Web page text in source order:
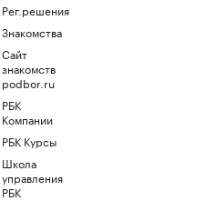
Рег.решения
Знакомства
Сайт
знакомств
podbor.ru
РБК
Компании
РБК Курсы
Школа
управления
РБК